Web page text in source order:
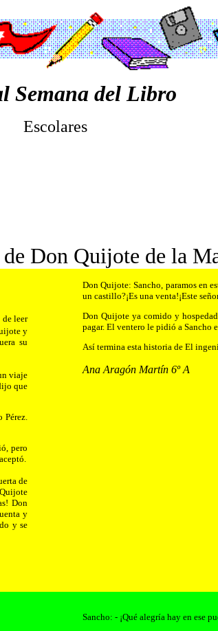
Semana del Libro
Escolares
Don Quijote de la
leer
y
su
viaje
que
Pérez.
pero
de
Don
y
y se
Don Quijote: Sancho, paramos en
un castillo?¡Es una venta!¡Este
Don Quijote ya comido y
pagar. El ventero le pidió a Sancho
Así termina esta historia de El
Ana Aragón Martín 6º A
Sancho: - ¡Qué alegría hay en ese